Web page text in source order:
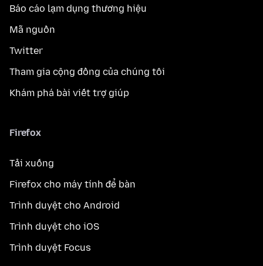
Báo cáo lạm dụng thương hiệu
Mã nguồn
Twitter
Tham gia cộng đồng của chúng tôi
Khám phá bài viết trợ giúp
Firefox
Tải xuống
Firefox cho máy tính để bàn
Trình duyệt cho Android
Trình duyệt cho iOS
Trình duyệt Focus